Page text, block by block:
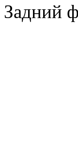
Задний